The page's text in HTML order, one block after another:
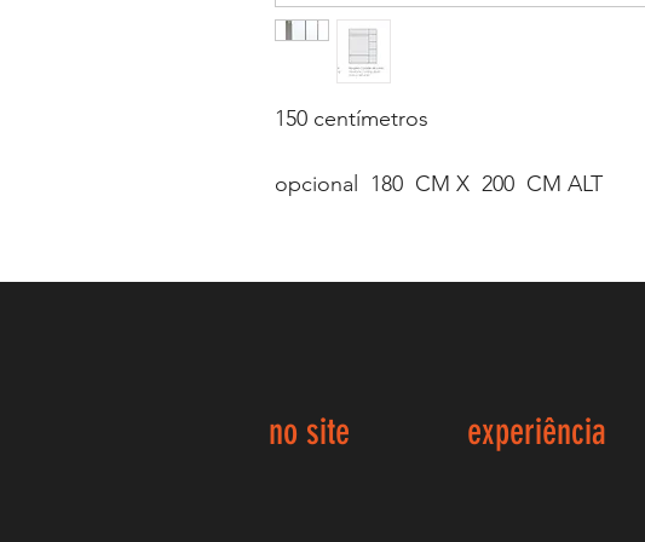
150 centímetros
opcional 180 CM X 200 CM ALT
no site experiência